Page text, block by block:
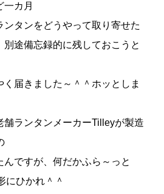
一カ月
タンをどうやって取り寄せた
途備忘録的に残しておこうと
く届きました～＾＾ホッとしま
舗ランタンメーカーTilleyが製造
んですが、何だかふら～っと
にひかれ＾＾